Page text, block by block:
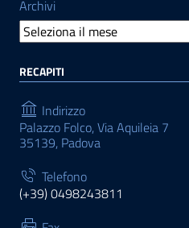
Archivi
RECAPITI
Indirizzo
Palazzo Folco, Via Aquileia 7
35139, Padova
Telefono
(+39) 0498243811